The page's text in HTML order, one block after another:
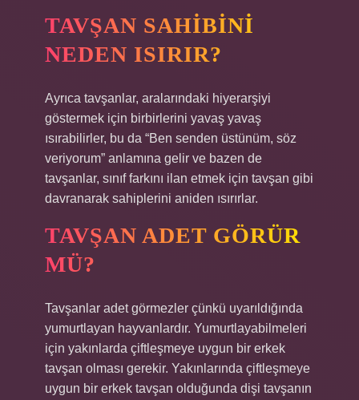
TAVŞAN SAHIBINI
NEDEN ISIRIR?
Ayrıca tavşanlar, aralarındaki hiyerarşiyi
göstermek için birbirlerini yavaş yavaş
ısırabilirler, bu da “Ben senden üstünüm, söz
veriyorum” anlamına gelir ve bazen de
tavşanlar, sınıf farkını ilan etmek için tavşan gibi
davranarak sahiplerini aniden ısırırlar.
TAVŞAN ADET GÖRÜR
MÜ?
Tavşanlar adet görmezler çünkü uyarıldığında
yumurtlayan hayvanlardır. Yumurtlayabilmeleri
için yakınlarda çiftleşmeye uygun bir erkek
tavşan olması gerekir. Yakınlarında çiftleşmeye
uygun bir erkek tavşan olduğunda dişi tavşanın